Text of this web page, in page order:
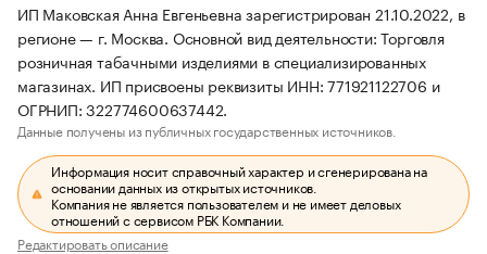
ИП Маковская Анна Евгеньевна зарегистрирован 21.10.2022, в
регионе — г. Москва. Основной вид деятельности: Торговля
розничная табачными изделиями в специализированных
магазинах. ИП присвоены реквизиты ИНН: 771921122706 и
ОГРНИП: 322774600637442.
Данные получены из публичных государственных источников.
Информация носит справочный характер и сгенерирована на
основании данных из открытых источников.
Компания не является пользователем и не имеет деловых
отношений с сервисом РБК Компании.
Редактировать описание